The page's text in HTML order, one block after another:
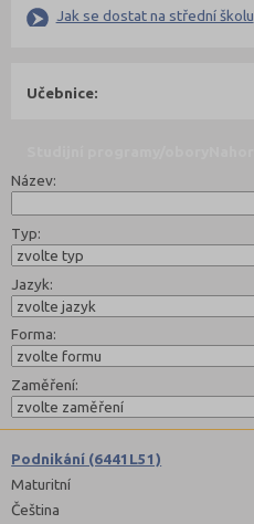
Jak se dostat na střední školu
Učebnice:
Název:
Typ:
Jazyk:
Forma:
Zaměření:
Podnikání (6441L51)
Maturitní
Čeština